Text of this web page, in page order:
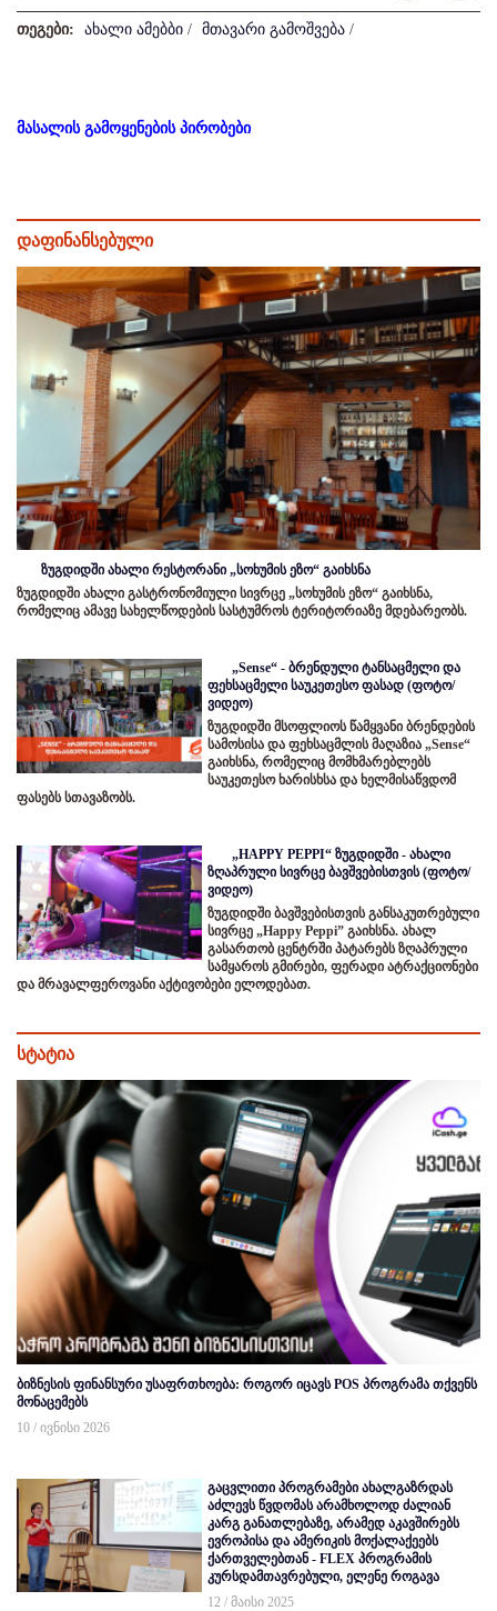
თეგები: ახალი ამებბი / მთავარი გამოშვება /
მასალის გამოყენების პირობები
დაფინანსებული
ზუგდიდში ახალი რესტორანი „სოხუმის ეზო“ გაიხსნა
ზუგდიდში ახალი გასტრონომიული სივრცე „სოხუმის ეზო“ გაიხსნა,
რომელიც ამავე სახელწოდების სასტუმროს ტერიტორიაზე მდებარეობს.
„Sense“ - ბრენდული ტანსაცმელი და
ფეხსაცმელი საუკეთესო ფასად (ფოტო/
ვიდეო)
ზუგდიდში მსოფლიოს წამყვანი ბრენდების
სამოსისა და ფეხსაცმლის მაღაზია „Sense“
გაიხსნა, რომელიც მომხმარებლებს
საუკეთესო ხარისხსა და ხელმისაწვდომ
ფასებს სთავაზობს.
„HAPPY PEPPI“ ზუგდიდში - ახალი
ზღაპრული სივრცე ბავშვებისთვის (ფოტო/
ვიდეო)
ზუგდიდში ბავშვებისთვის განსაკუთრებული
სივრცე „Happy Peppi” გაიხსნა. ახალ
გასართობ ცენტრში პატარებს ზღაპრული
სამყაროს გმირები, ფერადი ატრაქციონები
და მრავალფეროვანი აქტივობები ელოდებათ.
სტატია
ბიზნესის ფინანსური უსაფრთხოება: როგორ იცავს POS პროგრამა თქვენს
მონაცემებს
10 / ივნისი 2026
გაცვლითი პროგრამები ახალგაზრდას
აძლევს წვდომას არამხოლოდ ძალიან
კარგ განათლებაზე, არამედ აკავშირებს
ევროპისა და ამერიკის მოქალაქეებს
ქართველებთან - FLEX პროგრამის
კურსდამთავრებული, ელენე როგავა
12 / მაისი 2025